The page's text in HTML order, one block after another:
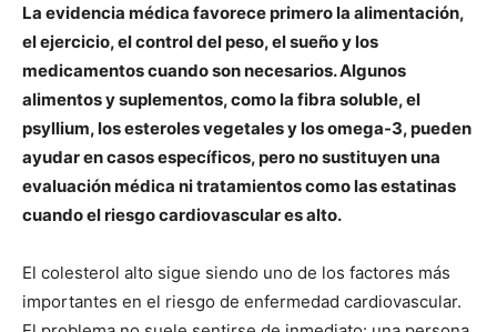
La evidencia médica favorece primero la alimentación,
el ejercicio, el control del peso, el sueño y los
medicamentos cuando son necesarios. Algunos
alimentos y suplementos, como la fibra soluble, el
psyllium, los esteroles vegetales y los omega-3, pueden
ayudar en casos específicos, pero no sustituyen una
evaluación médica ni tratamientos como las estatinas
cuando el riesgo cardiovascular es alto.
El colesterol alto sigue siendo uno de los factores más
importantes en el riesgo de enfermedad cardiovascular.